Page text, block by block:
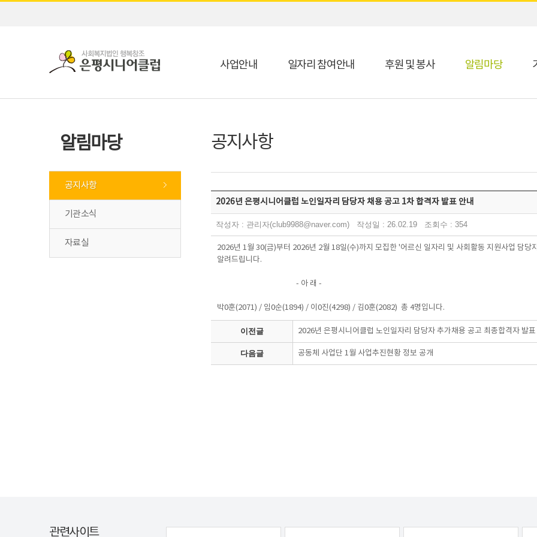
사업안내 일자리 참여안내 후원 및 봉사 알림마당
알림마당
공지사항
기관소식
자료실
공지사항
2026년 은평시니어클럽 노인일자리 담당자 채용 공고 1차 합격자 발표 안내
작성자 : 관리자(club9988@naver.com) 작성일 : 26.02.19 조회수 : 354
2026년 1월 30(금)부터 2026년 2월 18일(수)까지 모집한 '어르신 일자리 및 사회활동 지원사업 담
알려드립니다.
- 아 래 -
박0훈(2071) / 임0순(1894) / 이0진(4298) / 김0훈(2082) 총 4명입니다.
이전글 2026년 은평시니어클럽 노인일자리 담당자 추가채용 공고 최종합격자 발
다음글 공동체 사업단 1월 사업추진현황 정보 공개
관련사이트